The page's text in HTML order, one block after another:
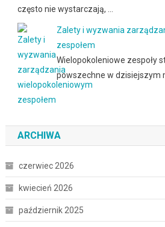
często nie wystarczają, …
Zalety i wyzwania
zespołem
Wielopokoleniowe zespoły
powszechne w dzisiejszym
ARCHIWA
czerwiec 2026
kwiecień 2026
październik 2025